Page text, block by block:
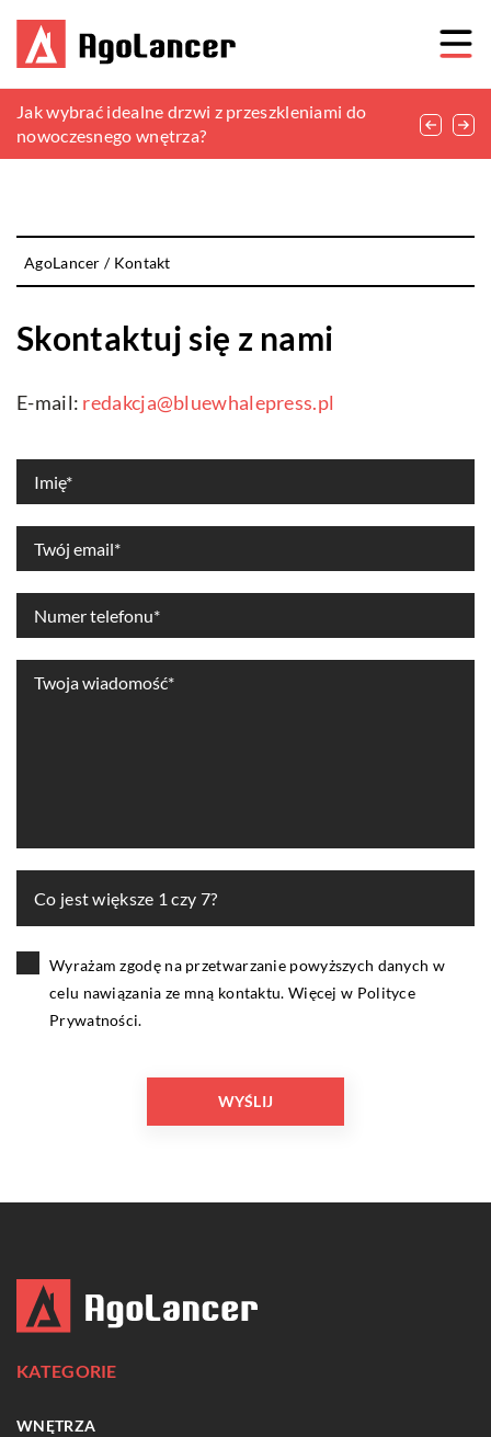
Jak wybrać odpowiednią przydomową
oczyszczalnię ścieków dla swojego gospodarstwa?
Jak wybrać idealne drzwi z przeszkleniami do
nowoczesnego wnętrza?
Jak wybrać idealną kratkę wentylacyjną do
twojego domu?
AgoLancer / Kontakt
Skontaktuj się z nami
E-mail: redakcja@bluewhalepress.pl
Co jest większe 1 czy 7?
Wyrażam zgodę na przetwarzanie powyższych danych w
celu nawiązania ze mną kontaktu. Więcej w Polityce
Prywatności.
KATEGORIE
WNĘTRZA